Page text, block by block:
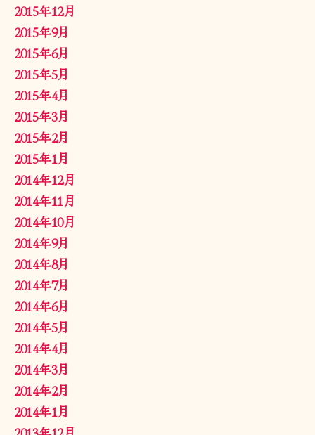
2015年12月
2015年9月
2015年6月
2015年5月
2015年4月
2015年3月
2015年2月
2015年1月
2014年12月
2014年11月
2014年10月
2014年9月
2014年8月
2014年7月
2014年6月
2014年5月
2014年4月
2014年3月
2014年2月
2014年1月